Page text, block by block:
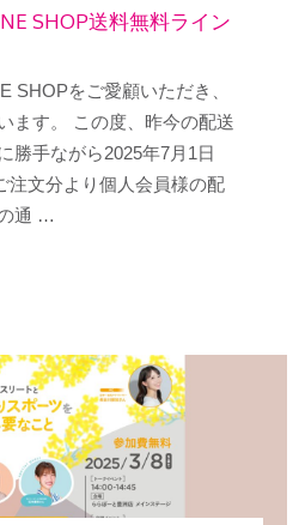
SHOP送料無料ライン
SHOPをご愛顧いただき、
ます。 この度、昨今の配送
勝手ながら2025年7月1日
注文分より個人会員様の配
通 …